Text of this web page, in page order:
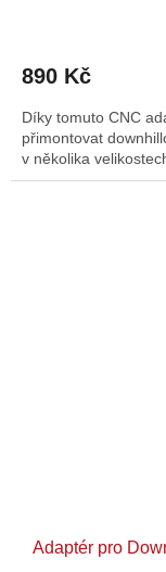
890 Kč
Díky tomuto CNC
přimontovat
v několika
Adaptér pro